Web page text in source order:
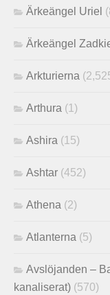
Ärkeängel Uriel
Ärkeängel
Arkturierna
Arthura (1)
Ashira (15)
Ashtar (452)
Athena (2)
Atlanterna (5)
Avslöjanden –
kanaliserat) (570)